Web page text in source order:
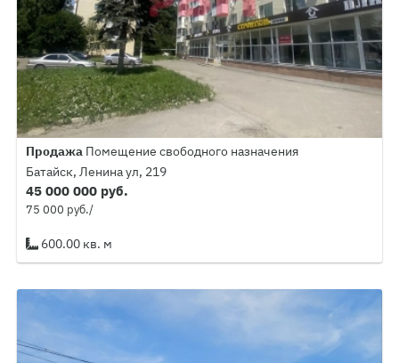
Продажа Помещение свободного назначения
Батайск, Ленина ул, 219
45 000 000 руб.
75 000 руб./
600.00 кв. м